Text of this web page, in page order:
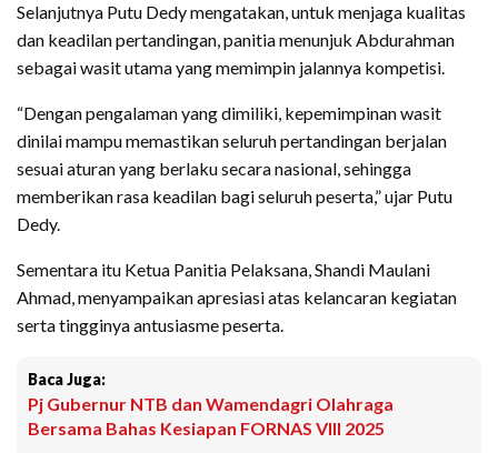
Selanjutnya Putu Dedy mengatakan, untuk menjaga kualitas
dan keadilan pertandingan, panitia menunjuk Abdurahman
sebagai wasit utama yang memimpin jalannya kompetisi.
“Dengan pengalaman yang dimiliki, kepemimpinan wasit
dinilai mampu memastikan seluruh pertandingan berjalan
sesuai aturan yang berlaku secara nasional, sehingga
memberikan rasa keadilan bagi seluruh peserta,” ujar Putu
Dedy.
Sementara itu Ketua Panitia Pelaksana, Shandi Maulani
Ahmad, menyampaikan apresiasi atas kelancaran kegiatan
serta tingginya antusiasme peserta.
Baca Juga:
Pj Gubernur NTB dan Wamendagri Olahraga
Bersama Bahas Kesiapan FORNAS VIII 2025